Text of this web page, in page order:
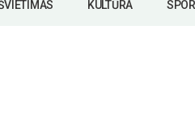
KULTŪRA